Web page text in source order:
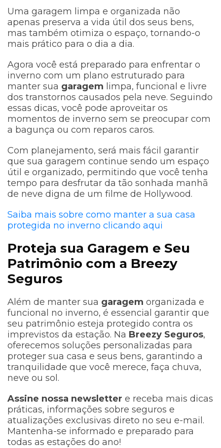
Uma garagem limpa e organizada não
apenas preserva a vida útil dos seus bens,
mas também otimiza o espaço, tornando-o
mais prático para o dia a dia.
Agora você está preparado para enfrentar o
inverno com um plano estruturado para
manter sua garagem limpa, funcional e livre
dos transtornos causados pela neve. Seguindo
essas dicas, você pode aproveitar os
momentos de inverno sem se preocupar com
a bagunça ou com reparos caros.
Com planejamento, será mais fácil garantir
que sua garagem continue sendo um espaço
útil e organizado, permitindo que você tenha
tempo para desfrutar da tão sonhada manhã
de neve digna de um filme de Hollywood.
Saiba mais sobre como manter a sua casa
protegida no inverno clicando aqui
Proteja sua Garagem e Seu
Patrimônio com a Breezy
Seguros
Além de manter sua garagem organizada e
funcional no inverno, é essencial garantir que
seu patrimônio esteja protegido contra os
imprevistos da estação. Na Breezy Seguros,
oferecemos soluções personalizadas para
proteger sua casa e seus bens, garantindo a
tranquilidade que você merece, faça chuva,
neve ou sol.
Assine nossa newsletter e receba mais dicas
práticas, informações sobre seguros e
atualizações exclusivas direto no seu e-mail.
Mantenha-se informado e preparado para
todas as estações do ano!